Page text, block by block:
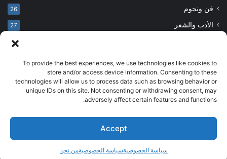
To provide the best experiences, we use technologies like cookies to
store and/or access device information. Consenting to these
technologies will allow us to process data such as browsing behavior or
unique IDs on this site. Not consenting or withdrawing consent, may
adversely affect certain features and functions.
Accept
سياسة الخصوصيةسياسة الخصوصيةمن نحن
فن ونجوم 26
الأدب والشعر 27
© حقوق النشر 2026، جميع الحقوق محفوظة
developed by salehsounbol.com
الرئيسية
من نحن إخلاء مسؤولية اتصل بنا
انضم لفريقنا
فيسبوكبينتيريستانستقرامتيلقرام‫TikTok